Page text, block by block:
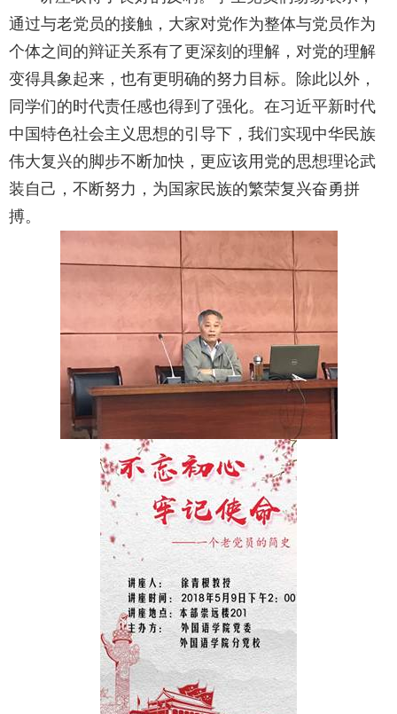
通过与老党员的接触，大家对党作为整体与党员作为
个体之间的辩证关系有了更深刻的理解，对党的理解
变得具象起来，也有更明确的努力目标。除此以外，
同学们的时代责任感也得到了强化。在习近平新时代
中国特色社会主义思想的引导下，我们实现中华民族
伟大复兴的脚步不断加快，更应该用党的思想理论武
装自己，不断努力，为国家民族的繁荣复兴奋勇拼
搏。